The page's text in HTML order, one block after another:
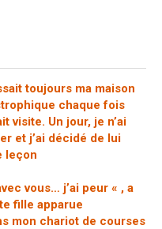
toujours ma maison
chaque fois
visite. Un jour, je n’ai
et j’ai décidé de lui
leçon
vous… j’ai peur « , a
fille apparue
mon chariot de courses